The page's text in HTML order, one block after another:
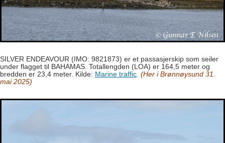
SILVER ENDEAVOUR (IMO: 9821873) er et passasjerskip som seiler
under flagget til BAHAMAS. Totallengden (LOA) er 164,5 meter og
bredden er 23,4 meter. Kilde: Marine traffic (Her i Brønnøysund 31.
mai 2025)